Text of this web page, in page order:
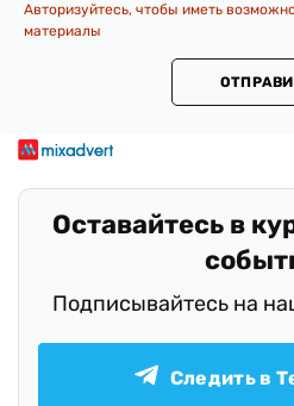
Авторизуйтесь, чтобы иметь
материалы
Оставайтесь в
Подписывайтесь на
Следить в